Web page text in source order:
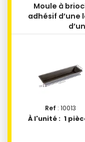
Ref : 10013
À l'unité : 1
Moule à
adhésif d’une